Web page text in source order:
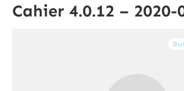
Cahier 4.0.12 – 2020-